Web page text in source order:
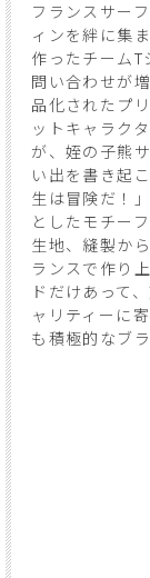
フランスサー
ィンを絆に集
作ったチーム
問い合わせが
品化されたプ
ットキャラク
が、姪の子熊
い出を書き起
生は冒険だ！
としたモチー
生地、縫製か
ランスで作り
ドだけあって
ャリティーに
も積極的なブラ